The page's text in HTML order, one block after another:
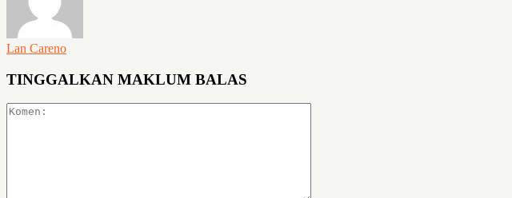
Lan Careno
TINGGALKAN MAKLUM BALAS